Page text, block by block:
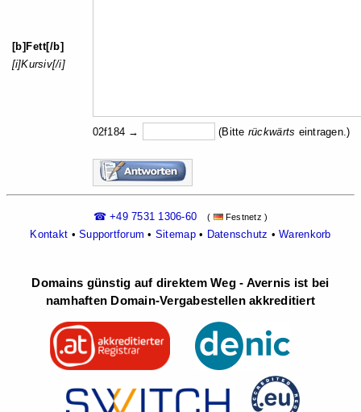
[b]Fett[/b]
[i]Kursiv[/i]
02f184 → (Bitte rückwärts eintragen.)
☎ +49 7531 1306-60 ( Festnetz )
Kontakt •Supportforum • Sitemap• Datenschutz •Warenkorb
Domains günstig auf direktem Weg - Avernis ist bei
namhaften Domain-Vergabestellen akkreditiert